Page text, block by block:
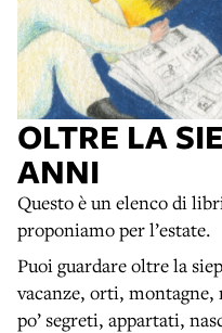
OLTRE LA
ANNI
Questo è un elenco di
proponiamo per l’estate.
Puoi guardare oltre la
vacanze, orti,
po’ segreti, appartati,